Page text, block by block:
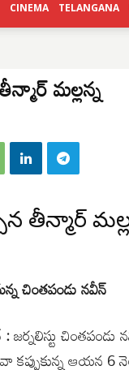
CINEMA TELANGANA
మల్లన్న
తీన్మార్
చింతపండు నవీన్
:జర్నలిస్టు
ఆయ‌న 6